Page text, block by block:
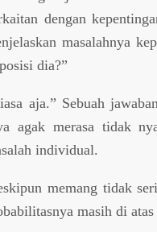
dengan
masalahnya
dia?”
aja.” Sebuah
agak merasa tidak
individual.
memang tidak
masih di atas